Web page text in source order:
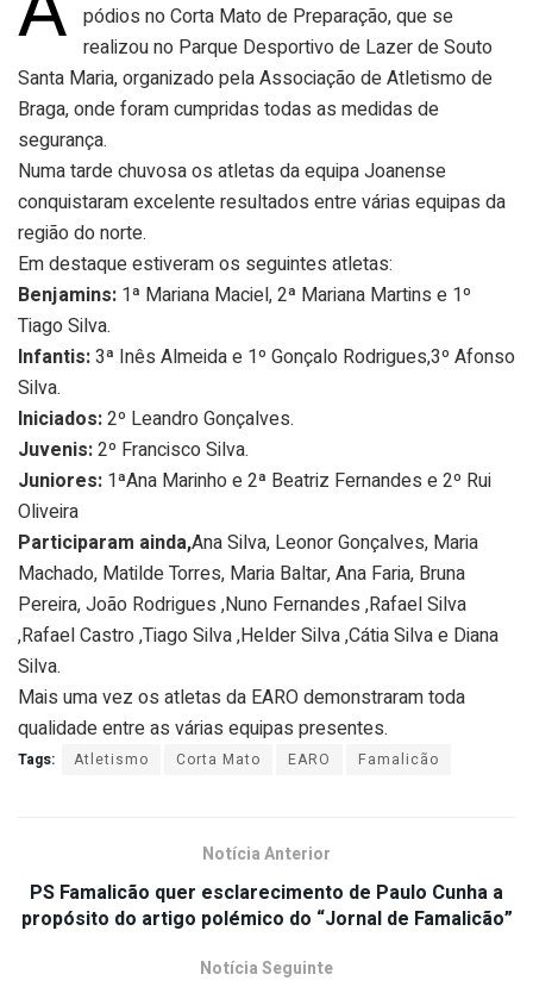
pódios no Corta Mato de Preparação, que se
realizou no Parque Desportivo de Lazer de Souto
Santa Maria, organizado pela Associação de Atletismo de
Braga, onde foram cumpridas todas as medidas de
segurança.
Numa tarde chuvosa os atletas da equipa Joanense
conquistaram excelente resultados entre várias equipas da
região do norte.
Em destaque estiveram os seguintes atletas:
Benjamins: 1ª Mariana Maciel, 2ª Mariana Martins e 1º
Tiago Silva.
Infantis:3ª Inês Almeida e 1º Gonçalo Rodrigues,3º Afonso
Silva.
Iniciados:2º Leandro Gonçalves.
Juvenis:2º Francisco Silva.
Juniores: 1ªAna Marinho e 2ª Beatriz Fernandes e 2º Rui
Oliveira
Participaram ainda,Ana Silva, Leonor Gonçalves, Maria
Machado, Matilde Torres, Maria Baltar, Ana Faria, Bruna
Pereira, João Rodrigues ,Nuno Fernandes ,Rafael Silva
,Rafael Castro ,Tiago Silva ,Helder Silva ,Cátia Silva e Diana
Silva.
Mais uma vez os atletas da EARO demonstraram toda
qualidade entre as várias equipas presentes.
Tags: Atletismo Corta Mato EARO Famalicão
Notícia Anterior
PS Famalicão quer esclarecimento de Paulo Cunha a
propósito do artigo polémico do “Jornal de Famalicão”
Notícia Seguinte